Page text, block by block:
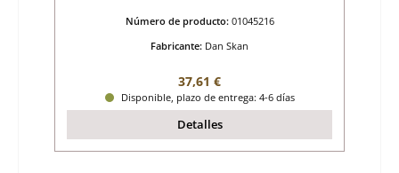
Número de producto: 01045216
Fabricante: Dan Skan
Precio normal:
37,61 €
Disponible, plazo de entrega: 4-6 días
Detalles